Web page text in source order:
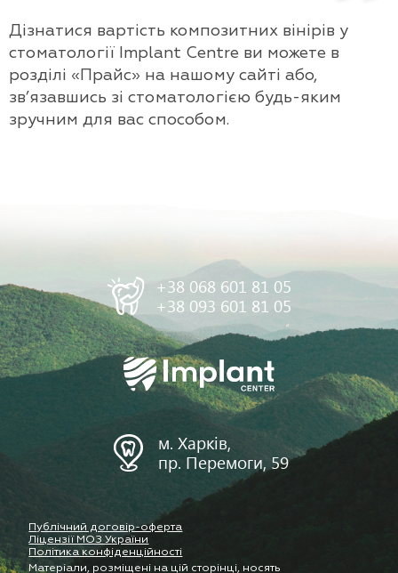
Дізнатися вартість композитних вінірів у
стоматології Implant Centre ви можете в
розділі «Прайс» на нашому сайті або,
зв’язавшись зі стоматологією будь-яким
зручним для вас способом.
+38 068 601 81 05
+38 093 601 81 05
м. Харків,
пр. Перемоги, 59
Публічний договір-оферта
Ліцензії МОЗ України
Політика конфіденційності
Матеріали, розміщені на цій сторінці, носять